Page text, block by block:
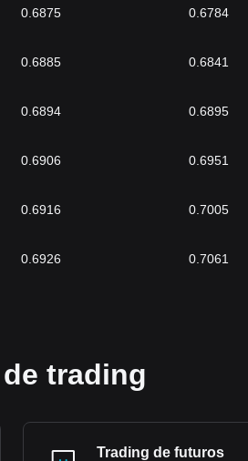
0.6875 0.6784
0.6885 0.6841
0.6894 0.6895
0.6906 0.6951
0.6916 0.7005
0.6926 0.7061
trading
Trading de futuros